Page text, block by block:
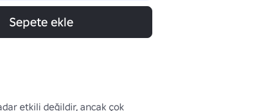
Sepete ekle
etkili değildir, ancak çok